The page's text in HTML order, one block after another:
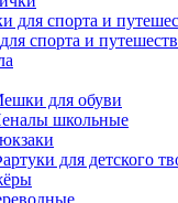
спорта и
для обуви
школьные
для детского